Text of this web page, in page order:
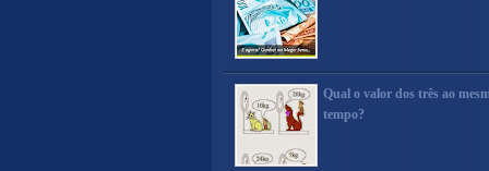
Qual o valor dos três ao
tempo?